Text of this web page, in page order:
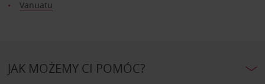
Vanuatu
JAK MOŻEMY CI POMÓC?